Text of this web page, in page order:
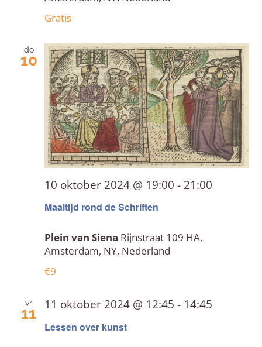
Gratis
do
10
Maaltijd rond de Schriften
10 oktober 2024 @ 19:00 - 21:00
Plein van Siena Rijnstraat 109 HA,
Amsterdam, NY, Nederland
€9
vr
11
Lessen over kunst
11 oktober 2024 @ 12:45 - 14:45